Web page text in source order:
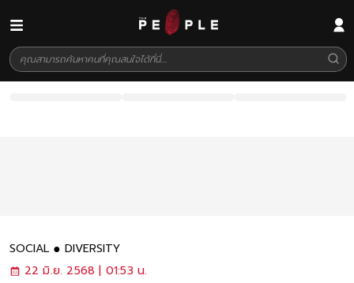
SOCIAL
DIVERSITY
22 มิ.ย. 2568 | 01:53 น.